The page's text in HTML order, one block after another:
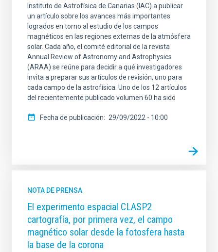
Instituto de Astrofísica de Canarias (IAC) a publicar
un artículo sobre los avances más importantes
logrados en torno al estudio de los campos
magnéticos en las regiones externas de la atmósfera
solar. Cada año, el comité editorial de la revista
Annual Review of Astronomy and Astrophysics
(ARAA) se reúne para decidir a qué investigadores
invita a preparar sus artículos de revisión, uno para
cada campo de la astrofísica. Uno de los 12 artículos
del recientemente publicado volumen 60 ha sido
Fecha de publicación 29/09/2022 - 10:00
NOTA DE PRENSA
El experimento espacial CLASP2
cartografía, por primera vez, el campo
magnético solar desde la fotosfera hasta
la base de la corona